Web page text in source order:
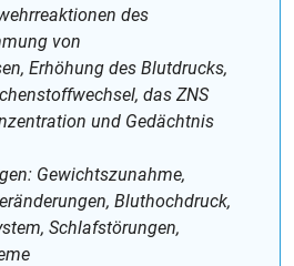
des
von
Erhöhung des Blutdrucks,
das ZNS
und Gedächtnis
Gewichtszunahme,
Bluthochdruck,
Schlafstörungen,